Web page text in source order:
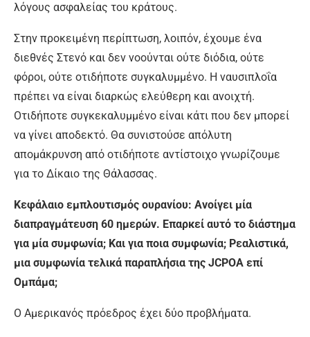
λόγους ασφαλείας του κράτους.
Στην προκειμένη περίπτωση, λοιπόν, έχουμε ένα
διεθνές Στενό και δεν νοούνται ούτε διόδια, ούτε
φόροι, ούτε οτιδήποτε συγκαλυμμένο. Η ναυσιπλοΐα
πρέπει να είναι διαρκώς ελεύθερη και ανοιχτή.
Οτιδήποτε συγκεκαλυμμένο είναι κάτι που δεν μπορεί
να γίνει αποδεκτό. Θα συνιστούσε απόλυτη
απομάκρυνση από οτιδήποτε αντίστοιχο γνωρίζουμε
για το Δίκαιο της Θάλασσας.
Κεφάλαιο εμπλουτισμός ουρανίου: Ανοίγει μία
διαπραγμάτευση 60 ημερών. Επαρκεί αυτό το διάστημα
για μία συμφωνία; Και για ποια συμφωνία; Ρεαλιστικά,
μια συμφωνία τελικά παραπλήσια της JCPOA επί
Ομπάμα;
Ο Αμερικανός πρόεδρος έχει δύο προβλήματα.